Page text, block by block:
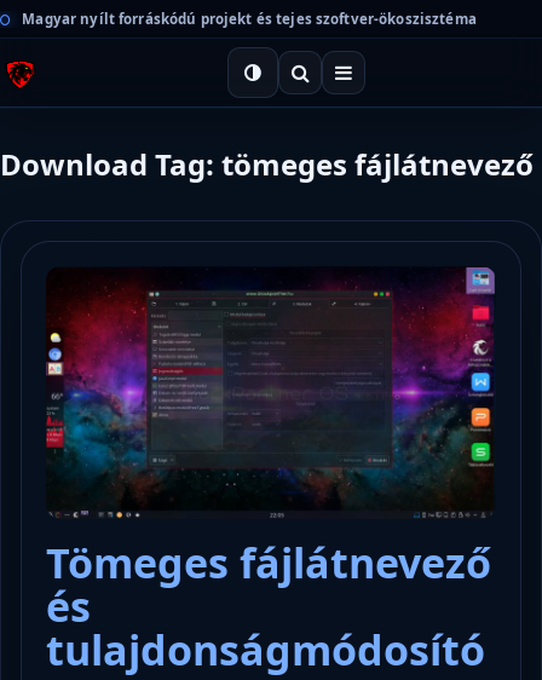
Magyar nyílt forráskódú projekt és tejes szoftver-ökoszisztéma
Download Tag: tömeges fájlátnevező
Tömeges fájlátnevező
és
tulajdonságmódosító